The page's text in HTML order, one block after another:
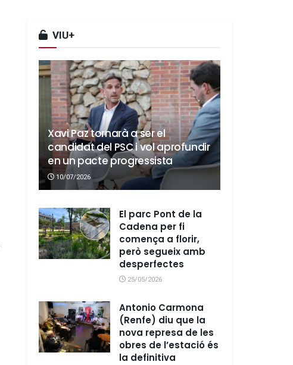
VIU+
Xavi Paz tornarà a ser el
candidat del PSC i vol aprofundir
en un pacte progressista
10/07/2026
El parc Pont de la
Cadena per fi
comença a florir,
però segueix amb
desperfectes
25/05/2026
Antonio Carmona
(Renfe) diu que la
nova represa de les
obres de l’estació és
la definitiva